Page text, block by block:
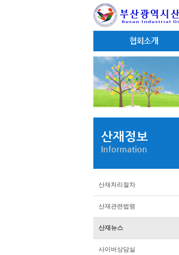
협회소개
산재정보
Information
산재처리절차
산재관련법령
산재뉴스
사이버상담실